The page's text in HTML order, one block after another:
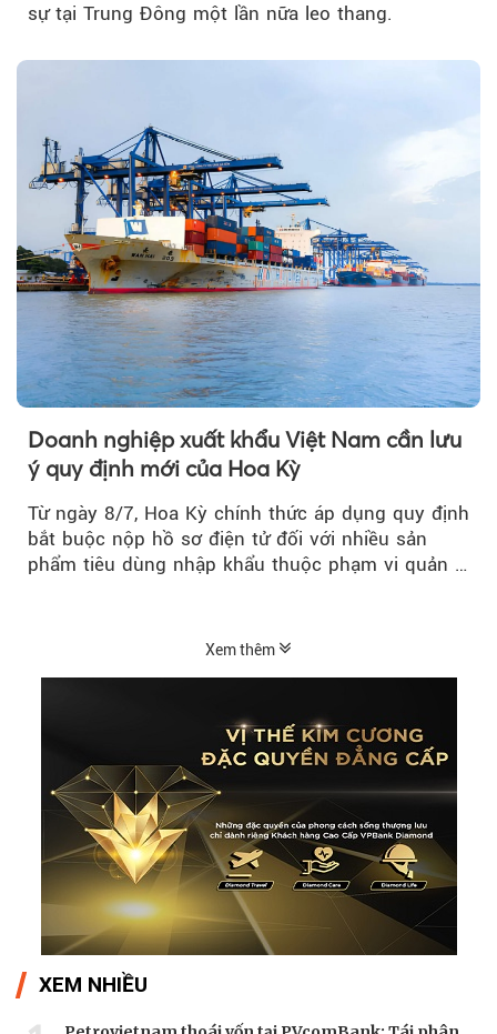
sự tại Trung Đông một lần nữa leo thang.
Doanh nghiệp xuất khẩu Việt Nam cần lưu
ý quy định mới của Hoa Kỳ
Từ ngày 8/7, Hoa Kỳ chính thức áp dụng quy định
bắt buộc nộp hồ sơ điện tử đối với nhiều sản
phẩm tiêu dùng nhập khẩu thuộc phạm vi quản lý
Xem thêm
XEM NHIỀU